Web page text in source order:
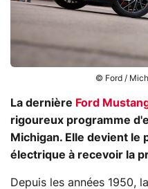
© Ford /
La dernière Ford
rigoureux programme
Michigan. Elle devient le
électrique à recevoir la
Depuis les années 1950,